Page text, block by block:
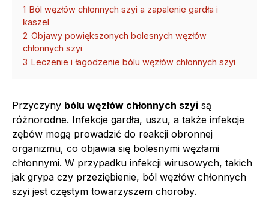
1 Ból węzłów chłonnych szyi a zapalenie gardła i
kaszel
2 Objawy powiększonych bolesnych węzłów
chłonnych szyi
3 Leczenie i łagodzenie bólu węzłów chłonnych szyi
Przyczyny bólu węzłów chłonnych szyi są
różnorodne. Infekcje gardła, uszu, a także infekcje
zębów mogą prowadzić do reakcji obronnej
organizmu, co objawia się bolesnymi węzłami
chłonnymi. W przypadku infekcji wirusowych, takich
jak grypa czy przeziębienie, ból węzłów chłonnych
szyi jest częstym towarzyszem choroby.